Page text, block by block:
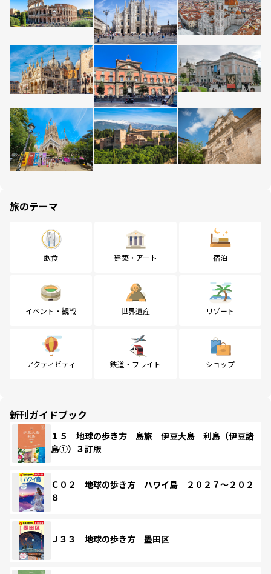
旅のテーマ
飲食 建築・アート 宿泊
イベント・観戦 世界遺産 リゾート
アクティビティ 鉄道・フライト ショップ
新刊ガイドブック
１５ 地球の歩き方 島旅 伊豆大島 利島（伊豆諸
島①）３訂版
Ｃ０２ 地球の歩き方 ハワイ島 ２０２７～２０２
８
Ｊ３３ 地球の歩き方 墨田区